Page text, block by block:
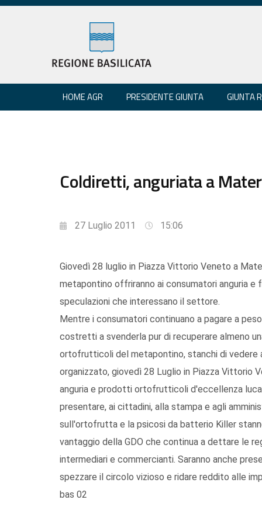
HOME AGR PRESIDENTE GIUNTA GIUNTA
Coldiretti, anguriata a
27 Luglio 2011 15:06
Giovedì 28 luglio in Piazza Vittorio Veneto a
metapontino offriranno ai consumatori anguria
speculazioni che interessano il settore.
Mentre i consumatori continuano a pagare a
costretti a svenderla pur di recuperare almeno
ortofrutticoli del metapontino, stanchi di vedere
organizzato, giovedì 28 Luglio in Piazza Vittorio
anguria e prodotti ortofrutticoli d'eccellenza
presentare, ai cittadini, alla stampa e agli
sull'ortofrutta e la psicosi da batterio Killer
vantaggio della GDO che continua a dettare le
intermediari e commercianti. Saranno anche
spezzare il circolo vizioso e ridare reddito alle
bas 02